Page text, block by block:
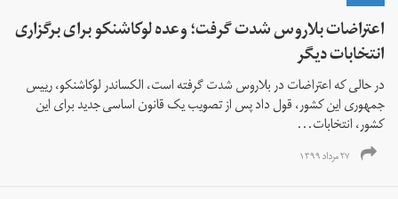
اعتراضات بلاروس شدت گرفت؛ وعده لوکاشنکو برای برگزاری
انتخابات دیگر
در حالی که اعتراضات در بلاروس شدت گرفته است، الکساندر لوکاشنکو، رییس
جمهوری این کشور، قول داد پس از تصویب یک قانون اساسی جدید برای این
کشور، انتخابات...
۲۷ مرداد ۱۳۹۹